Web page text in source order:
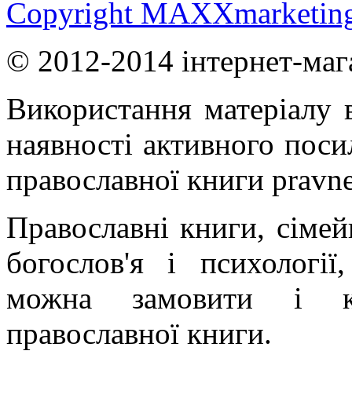
Copyright
© 2012-2014 інтернет-
Використання матеріалу
наявності активного
православної книги
Православні книги,
богослов'я і
можна замовити і
православної книги.